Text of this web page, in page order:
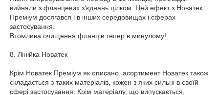
вийняли з фланцевих з'єднань цілком. Цей ефект з Новатек
Преміум досягався і в інших середовищах і сферах
застосування.
Втомлива очищення фланців тепер в минулому!
8. Лінійка Новатек
Крім Новатек Преміум як описано, асортимент Новатек також
складається з таких матеріалів, кожен з яких сильні в своїй
сфері застосування. Крім матеріалу, що випускається,